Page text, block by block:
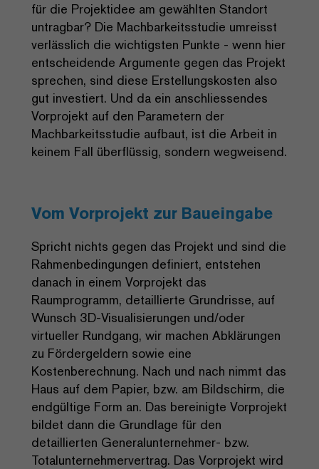
für die Projektidee am gewählten Standort
untragbar? Die Machbarkeitsstudie umreisst
verlässlich die wichtigsten Punkte - wenn hier
entscheidende Argumente gegen das Projekt
sprechen, sind diese Erstellungskosten also
gut investiert. Und da ein anschliessendes
Vorprojekt auf den Parametern der
Machbarkeitsstudie aufbaut, ist die Arbeit in
keinem Fall überflüssig, sondern wegweisend.
Vom Vorprojekt zur Baueingabe
Spricht nichts gegen das Projekt und sind die
Rahmenbedingungen definiert, entstehen
danach in einem Vorprojekt das
Raumprogramm, detaillierte Grundrisse, auf
Wunsch 3D-Visualisierungen und/oder
virtueller Rundgang, wir machen Abklärungen
zu Fördergeldern sowie eine
Kostenberechnung. Nach und nach nimmt das
Haus auf dem Papier, bzw. am Bildschirm, die
endgültige Form an. Das bereinigte Vorprojekt
bildet dann die Grundlage für den
detaillierten Generalunternehmer- bzw.
Totalunternehmervertrag. Das Vorprojekt wird